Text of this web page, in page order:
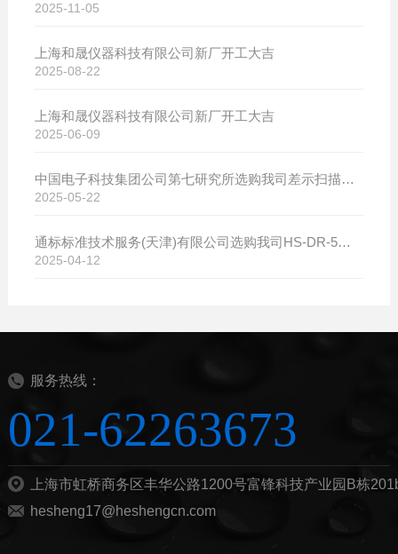
2025-11-05
上海和晟仪器科技有限公司新厂开工大吉
2025-08-22
上海和晟仪器科技有限公司新厂开工大吉
2025-06-09
中国电子科技集团公司第七研究所选购我司差示扫描量热仪
2025-05-22
通标标准技术服务(天津)有限公司选购我司HS-DR-5导热系数测试仪
2025-04-12
服务热线：
021-62263673
上海市虹桥商务区丰华公路1200号富锋科技产业园B栋
hesheng17@heshengcn.com